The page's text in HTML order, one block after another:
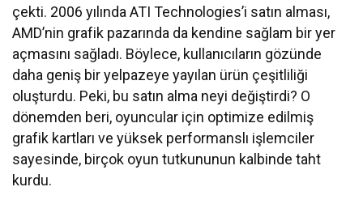
çekti. 2006 yılında ATI Technologies’i satın alması,
AMD’nin grafik pazarında da kendine sağlam bir yer
açmasını sağladı. Böylece, kullanıcıların gözünde
daha geniş bir yelpazeye yayılan ürün çeşitliliği
oluşturdu. Peki, bu satın alma neyi değiştirdi? O
dönemden beri, oyuncular için optimize edilmiş
grafik kartları ve yüksek performanslı işlemciler
sayesinde, birçok oyun tutkununun kalbinde taht
kurdu.